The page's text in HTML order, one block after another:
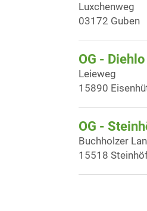
Luxchenweg
03172 Guben
OG - Diehlo
Leieweg
15890
OG -
Buchholzer
15518